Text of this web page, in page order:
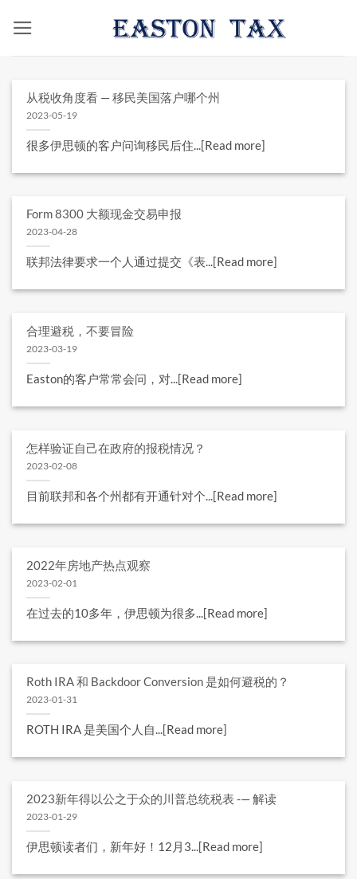
内
从税收角度看 — 移民美国落户哪个州
2023-05-19
​很多伊思顿的客户问询移民后住...[Read more]
Form 8300 大额现金交易申报
2023-04-28
联邦法律要求一个人通过提交《表...[Read more]
合理避税，不要冒险
2023-03-19
Easton的客户常常会问，对...[Read more]
怎样验证自己在政府的报税情况？
2023-02-08
目前联邦和各个州都有开通针对个...[Read more]
2022年房地产热点观察
2023-02-01
在过去的10多年，伊思顿为很多...[Read more]
Roth IRA 和 Backdoor Conversion 是如何避税的？
2023-01-31
ROTH IRA 是美国个人自...[Read more]
2023新年得以公之于众的川普总统税表 -— 解读
2023-01-29
伊思顿读者们，新年好！12月3...[Read more]